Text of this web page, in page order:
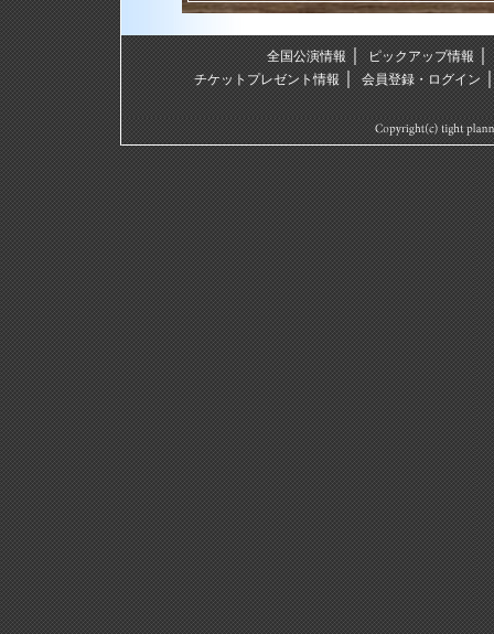
全国公演情報｜ピックアップ情報
チケットプレゼント情報｜会員登録・ログイン